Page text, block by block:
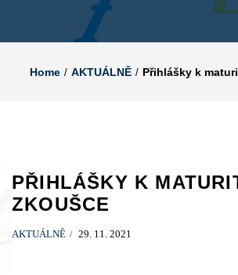
Home AKTUÁLNĚ Přihlášky k
PŘIHLÁŠKY K
ZKOUŠCE
AKTUÁLNĚ 29. 11. 2021